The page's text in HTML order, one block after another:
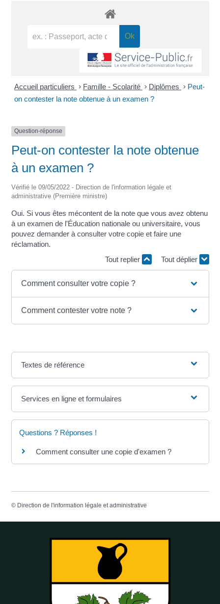
Accueil particuliers > Famille - Scolarité > Diplômes > Peut-
on contester la note obtenue à un examen ?
Question-réponse
Peut-on contester la note obtenue
à un examen ?
Vérifié le 09/05/2022 - Direction de l'information légale et
administrative (Première ministre)
Oui. Si vous êtes mécontent de la note que vous avez obtenu
à un examen de l'Éducation nationale ou universitaire, vous
pouvez demander à consulter votre copie et faire une
réclamation.
Tout replier
Tout déplier
Comment consulter votre copie ?
Comment contester votre note ?
Textes de référence
Services en ligne et formulaires
Questions ? Réponses !
Comment consulter une copie d'examen ?
© Direction de l'information légale et administrative